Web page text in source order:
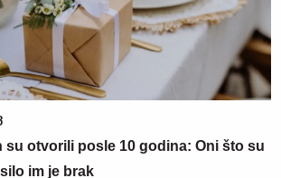
su otvorili posle 10 godina: Oni što su
im je brak